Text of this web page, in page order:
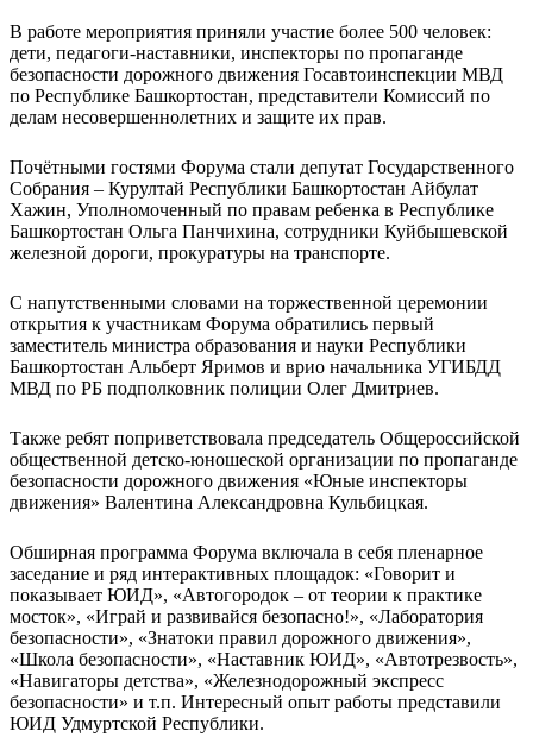
В работе мероприятия приняли участие более 500 человек:
дети, педагоги-наставники, инспекторы по пропаганде
безопасности дорожного движения Госавтоинспекции МВД
по Республике Башкортостан, представители Комиссий по
делам несовершеннолетних и защите их прав.
Почётными гостями Форума стали депутат Государственного
Собрания – Курултай Республики Башкортостан Айбулат
Хажин, Уполномоченный по правам ребенка в Республике
Башкортостан Ольга Панчихина, сотрудники Куйбышевской
железной дороги, прокуратуры на транспорте.
С напутственными словами на торжественной церемонии
открытия к участникам Форума обратились первый
заместитель министра образования и науки Республики
Башкортостан Альберт Яримов и врио начальника УГИБДД
МВД по РБ подполковник полиции Олег Дмитриев.
Также ребят поприветствовала председатель Общероссийской
общественной детско-юношеской организации по пропаганде
безопасности дорожного движения «Юные инспекторы
движения» Валентина Александровна Кульбицкая.
Обширная программа Форума включала в себя пленарное
заседание и ряд интерактивных площадок: «Говорит и
показывает ЮИД», «Автогородок – от теории к практике
мосток», «Играй и развивайся безопасно!», «Лаборатория
безопасности», «Знатоки правил дорожного движения»,
«Школа безопасности», «Наставник ЮИД», «Автотрезвость»,
«Навигаторы детства», «Железнодорожный экспресс
безопасности» и т.п. Интересный опыт работы представили
ЮИД Удмуртской Республики.